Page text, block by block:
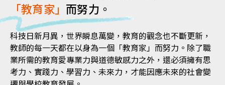
「教育家」 而努力。
科技日新月異，世界瞬息萬變，教育的觀念也不斷更新，
教師的每一天都在以身為一個「教育家」而努力。除了職
業所需的教育愛專業力與道德敏感力之外，還必須擁有思
考力、實踐力、學習力、未來力，才能因應未來的社會變